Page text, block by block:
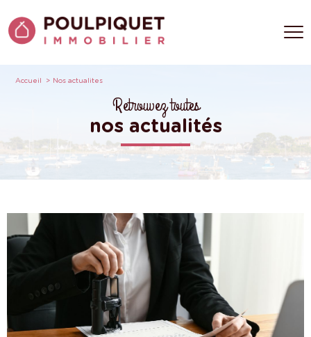
Accueil Nos actualites
Retrouvez toutes
nos actualités